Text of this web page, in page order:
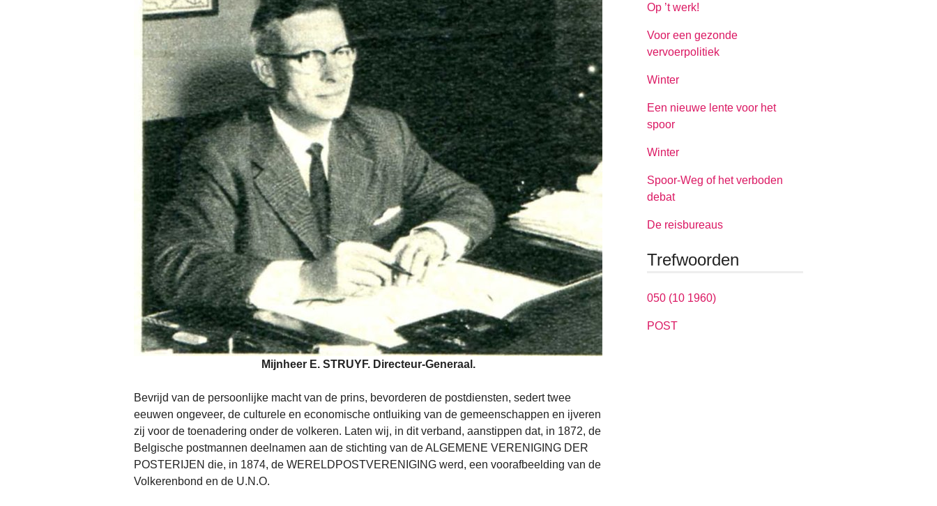
Mijnheer E. STRUYF. Directeur-Generaal.
Bevrijd van de persoonlijke macht van de prins, bevorderen de postdiensten, sedert twee
eeuwen ongeveer, de culturele en economische ontluiking van de gemeenschappen en ijveren
zij voor de toenadering onder de volkeren. Laten wij, in dit verband, aanstippen dat, in 1872, de
Belgische postmannen deelnamen aan de stichting van de ALGEMENE VERENIGING DER
POSTERIJEN die, in 1874, de WERELDPOSTVERENIGING werd, een voorafbeelding van de
Volkerenbond en de U.N.O.
Op ’t werk!
Voor een gezonde
vervoerpolitiek
Winter
Een nieuwe lente voor het
spoor
Winter
Spoor-Weg of het verboden
debat
De reisbureaus
Trefwoorden
050 (10 1960)
POST